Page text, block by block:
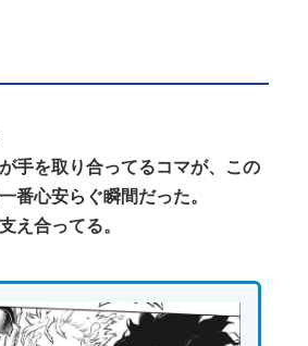
手を取り合ってるコマが、この
番心安らぐ瞬間だった。
え合ってる。